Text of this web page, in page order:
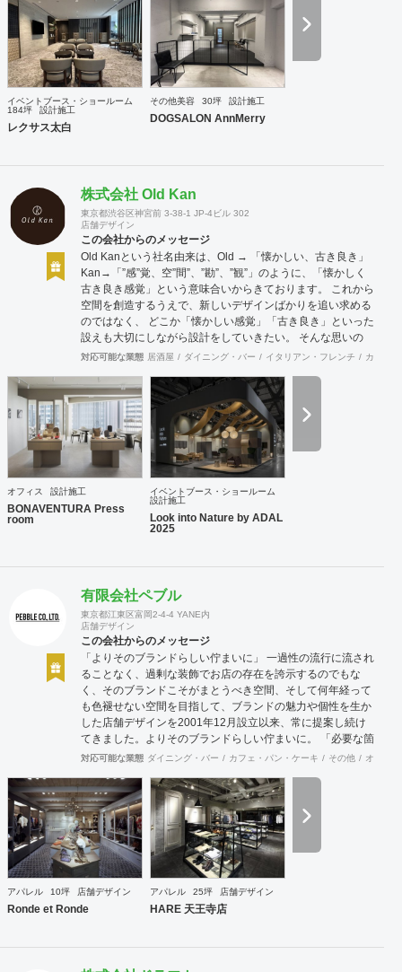
イベントブース・ショールーム
184坪
設計施工
レクサス太白
その他美容 30坪 設計施工
DOGSALON AnnMerry
株式会社 Old Kan
東京都渋谷区神宮前 3-38-1 JP-4ビル 302
店舗デザイン
この会社からのメッセージ
Old Kanという社名由来は、Old → 「懐かしい、古き良き」
Kan→「”感”覚、空”間”、”勘”、”観”」のように、「懐かしく
古き良き感覚」という意味合いからきております。 これから
空間を創造するうえで、新しいデザインばかりを追い求める
のではなく、 どこか「懐かしい感覚」「古き良き」といった
設えも大切にしながら設計をしていきたい。 そんな思いの
下、日々クライアント様、そしてその空間を使うお客様に幸
ます。 Old Kan 浦田 晶平 Shohei Urata https://old-kan.jp
Instagram：https://www.instagram.com/old_kan_/?hl=ja
shohei_urata@old-kan.jp 〒150-0001 東京都渋谷区神宮前
3-38-1 JP-4ビル 302
対応可能な業態 居酒屋 ダイニング・バー イタリアン・フレンチ カフェ
オフィス 設計施工
BONAVENTURA Press
room
イベントブース・ショールーム
設計施工
Look into Nature by ADAL
2025
有限会社ペブル
東京都江東区富岡2-4-4 YANE内
店舗デザイン
この会社からのメッセージ
「よりそのブランドらしい佇まいに」 一過性の流行に流され
ることなく、過剰な装飾でお店の存在を誇示するのでもな
く、そのブランドこそがまとうべき空間、そして何年経って
も色褪せない空間を目指して、ブランドの魅力や個性を生か
した店舗デザインを2001年12月設立以来、常に提案し続け
てきました。よりそのブランドらしい佇まいに。 「必要な箇
所に、必要なデザインを」 2012年からはさらにその思いを
らブランディングまで総合的にブランドの出店をバックアッ
プできる体制も整えてきました。そのブランドにとってまず
何を優先すべきか、何が本当に必要なのか、そこをきちんと
アドバイスできる会社でありたいと思っています。 業務内容
・店舗設計（物販店／飲食店／美容室など） ・ブランディン
グ及びディレクション業務 ・出店におけるトータルデザイン
対応可能な業態 ダイニング・バー カフェ・パン・ケーキ その他 オフィス
アパレル 10坪 店舗デザイン
Ronde et Ronde
アパレル 25坪 店舗デザイン
HARE 天王寺店